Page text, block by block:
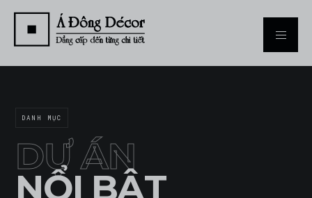
DANH MỤC
DỰ ÁN
NỔI BẬT